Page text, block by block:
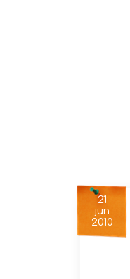
21
jun
2010